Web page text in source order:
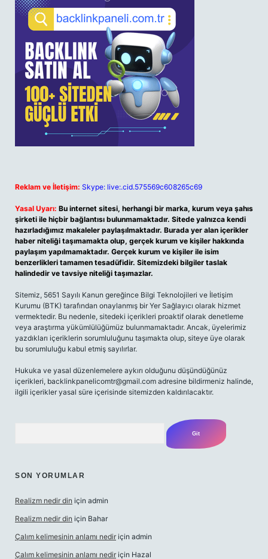
Reklam ve İletişim: Skype: live:.cid.575569c608265c69
Yasal Uyarı: Bu internet sitesi, herhangi bir marka, kurum veya şahıs
şirketi ile hiçbir bağlantısı bulunmamaktadır. Sitede yalnızca kendi
hazırladığımız makaleler paylaşılmaktadır. Burada yer alan içerikler
haber niteliği taşımamakta olup, gerçek kurum ve kişiler hakkında
paylaşım yapılmamaktadır. Gerçek kurum ve kişiler ile isim
benzerlikleri tamamen tesadüfidir. Sitemizdeki bilgiler taslak
halindedir ve tavsiye niteliği taşımazlar.
Sitemiz, 5651 Sayılı Kanun gereğince Bilgi Teknolojileri ve İletişim
Kurumu (BTK) tarafından onaylanmış bir Yer Sağlayıcı olarak hizmet
vermektedir. Bu nedenle, sitedeki içerikleri proaktif olarak denetleme
veya araştırma yükümlülüğümüz bulunmamaktadır. Ancak, üyelerimiz
yazdıkları içeriklerin sorumluluğunu taşımakta olup, siteye üye olarak
bu sorumluluğu kabul etmiş sayılırlar.
Hukuka ve yasal düzenlemelere aykırı olduğunu düşündüğünüz
içerikleri, backlinkpanelicomtr@gmail.com adresine bildirmeniz halinde,
ilgili içerikler yasal süre içerisinde sitemizden kaldırılacaktır.
SON YORUMLAR
Realizm nedir din için admin
Realizm nedir din için Bahar
Çalım kelimesinin anlamı nedir için admin
Çalım kelimesinin anlamı nedir için Hazal